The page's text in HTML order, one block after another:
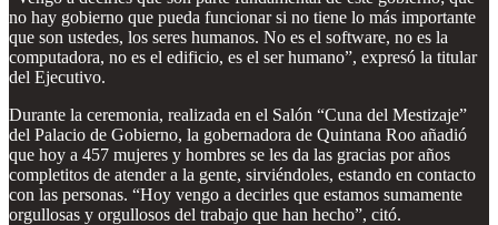
no hay gobierno que pueda funcionar si no tiene lo más importante
que son ustedes, los seres humanos. No es el software, no es la
computadora, no es el edificio, es el ser humano”, expresó la titular
del Ejecutivo.
Durante la ceremonia, realizada en el Salón “Cuna del Mestizaje”
del Palacio de Gobierno, la gobernadora de Quintana Roo añadió
que hoy a 457 mujeres y hombres se les da las gracias por años
completitos de atender a la gente, sirviéndoles, estando en contacto
con las personas. “Hoy vengo a decirles que estamos sumamente
orgullosas y orgullosos del trabajo que han hecho”, citó.